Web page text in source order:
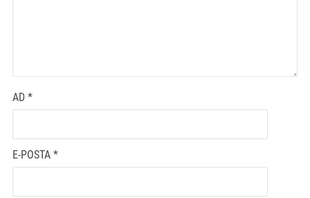
AD *
E-POSTA *